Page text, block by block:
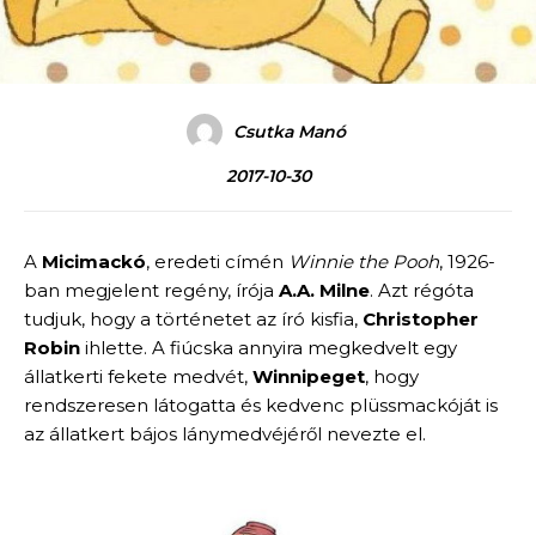
Csutka Manó
2017-10-30
A Micimackó, eredeti címén Winnie the Pooh, 1926-
ban megjelent regény, írója A.A. Milne. Azt régóta
tudjuk, hogy a történetet az író kisfia, Christopher
Robin ihlette. A fiúcska annyira megkedvelt egy
állatkerti fekete medvét, Winnipeget, hogy
rendszeresen látogatta és kedvenc plüssmackóját is
az állatkert bájos lánymedvéjéről nevezte el.